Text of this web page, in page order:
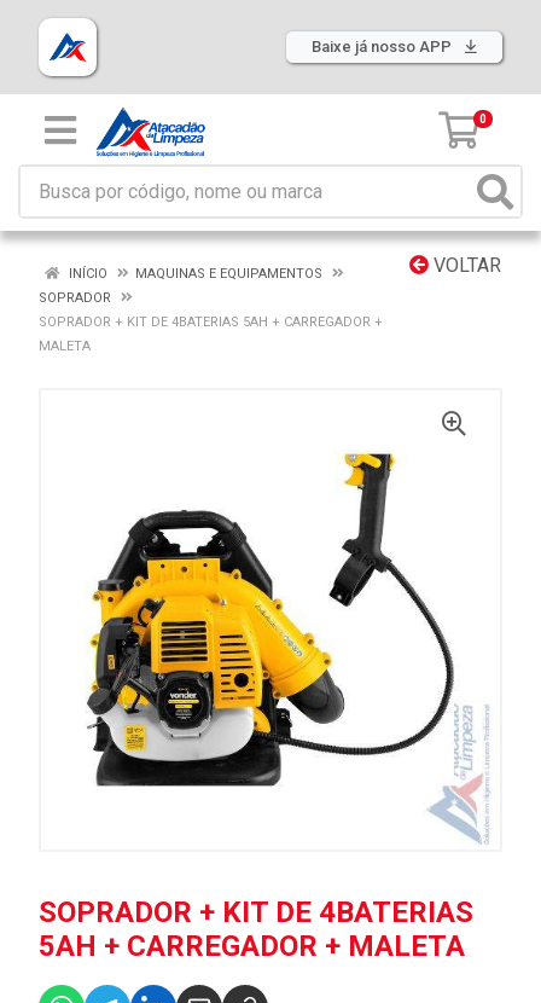
Baixe já nosso APP
0
VOLTAR
INÍCIO
MAQUINAS E EQUIPAMENTOS
SOPRADOR
SOPRADOR + KIT DE 4BATERIAS 5AH + CARREGADOR +
MALETA
SOPRADOR + KIT DE 4BATERIAS
5AH + CARREGADOR + MALETA